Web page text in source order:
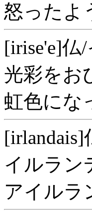
怒ったよ
[irise'e]仏
光彩をお
虹色にな
[irlandais]
イルラン
アイルラ